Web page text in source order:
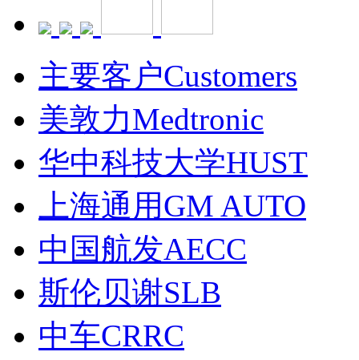
主要客户Customers
美敦力Medtronic
华中科技大学HUST
上海通用GM AUTO
中国航发AECC
斯伦贝谢SLB
中车CRRC